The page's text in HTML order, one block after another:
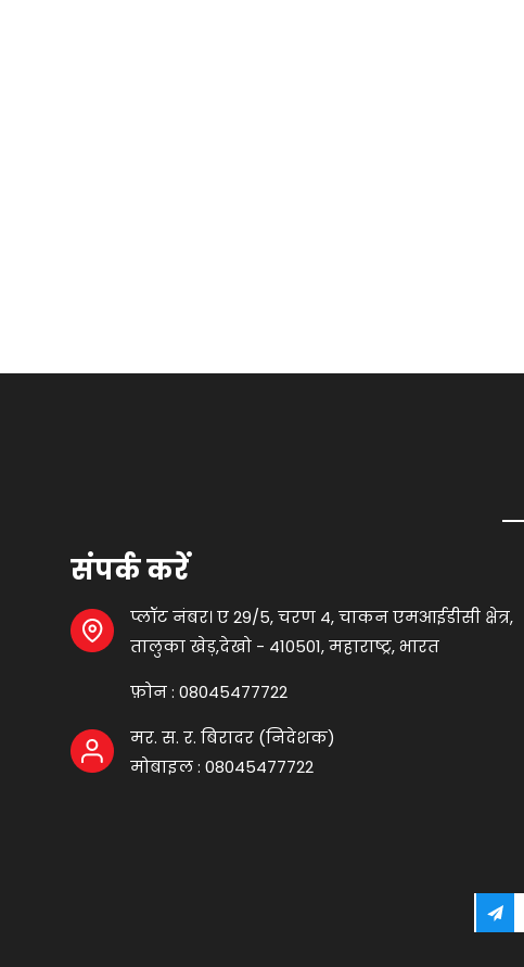
संपर्क करें
प्लॉट नंबर। ए 29/5, चरण 4, चाकन एमआईडीसी क्षेत्र,
तालुका खेड़,देखो - 410501, महाराष्ट्र, भारत
फ़ोन : 08045477722
मर. स. र. बिरादर (निदेशक)
मोबाइल : 08045477722